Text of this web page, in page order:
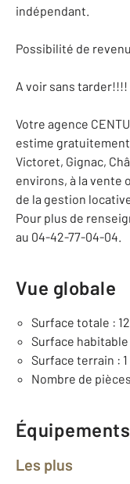
indépendant.
Possibilité de
A voir sans tarder!!!!
Votre agence
estime
Victoret, Gignac,
environs, à la vente
de la gestion
Pour plus de
au 04-42-77-04-04.
Vue globale
Surface totale :
Surface habitable
Surface terrain : 1
Nombre de
Équipements
Les plus